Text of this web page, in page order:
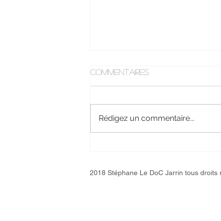
Commentaires
Rédigez un commentaire...
2018 Stéphane Le DoC Jarrin tous droits